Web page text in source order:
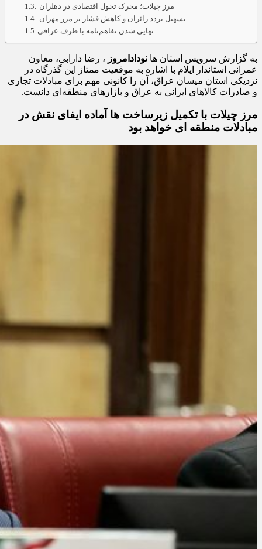
راه‌سازی و آسفالت ۲۳ کیلومتر مسیر مرزی
مرز چیلات؛ محرک تحول اقتصادی در دهلران
تسهیل تردد زائران و کاهش فشار بر مرز مهران
نهایی شدن تفاهم‌نامه با طرف عراقی
به گزارش سرویس استان هانودادامروز، رضا دارابی، معاون
عمرانی استاندار ایلام با اشاره به موقعیت ممتاز این گذرگاه در
نزدیکی استان میسان عراق، آن را کانونی مهم برای مبادلات تجاری
مرز چیلات با تکمیل زیرساخت‌ ها آماده ایفای نقش در